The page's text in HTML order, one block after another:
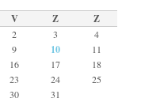
V Z
Z
2 3
4
9 10
11
16 17
18
23 24 25
30 31